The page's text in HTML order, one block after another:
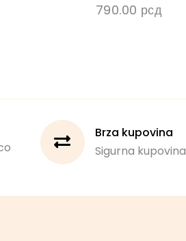
790.00 рсд
Brza kupovina
Sigurna kupovina